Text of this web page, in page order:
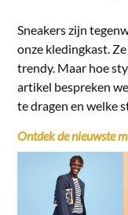
Sneakers zijn
onze kledingkast.
trendy. Maar hoe
artikel bespreken
te dragen en welke
Ontdek de nieuwste